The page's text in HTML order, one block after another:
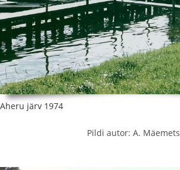
Aheru järv 1974
Pildi autor: A. Mäemets